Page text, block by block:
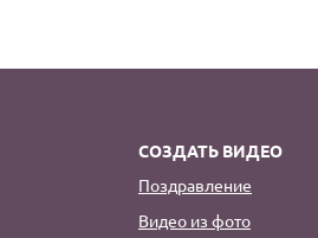
СОЗДАТЬ ВИДЕО
Поздравление
Видео из фото